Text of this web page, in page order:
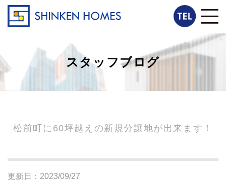
スタッフブログ
松前町に60坪越えの新規分譲地が出来ます！
更新日：2023/09/27